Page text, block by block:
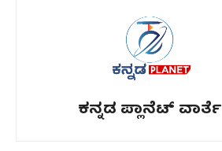
ಕನ್ನಡ ಪ್ಲಾನೆಟ್ ವಾರ್ತೆ